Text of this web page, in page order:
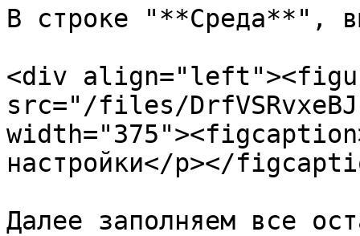
В строке "**Среда**",
<div
src="/files/
настройки</p></
Далее заполняем все